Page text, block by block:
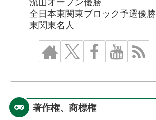
流山オープン優勝
全日本東関東ブロック予選優勝
東関東名人
著作権、商標権